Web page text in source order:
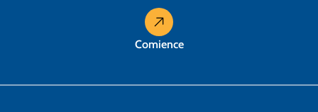
Comience